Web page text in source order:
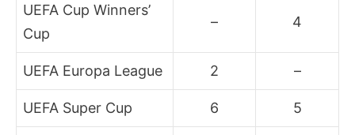
UEFA Cup Winners’
Cup
– 4
UEFA Europa League 2 –
UEFA Super Cup 6 5